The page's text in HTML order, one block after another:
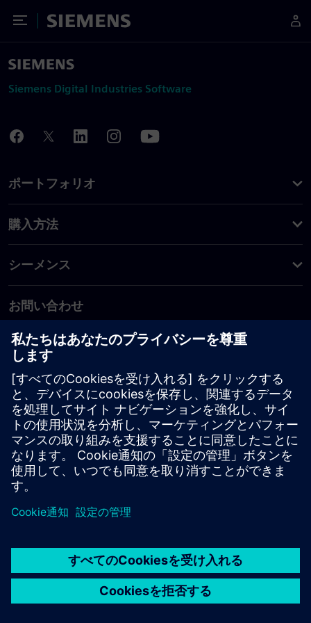
Toggle Menu
Siemens
Siemens Digital Industries Software
ポートフォリオ
購入方法
シーメンス
お問い合わせ
PLM製品のお問い合わせ
EDA製品のお問い合わせ
世界各地の事業拠点
サポート・センター
ご意見・ご要望
違法コピーの連絡先
© Siemens2026
タル・ミレニアム著作権法 (DMCA)
内部通報